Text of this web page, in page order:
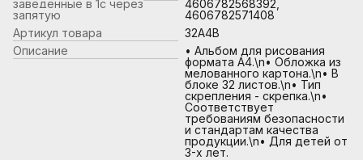
заведенные в 1с через
запятую
4606782568392,
4606782571408
Артикул товара
32А4В
Описание
• Альбом для рисования
формата А4.\n• Обложка из
мелованного картона.\n• В
блоке 32 листов.\n• Тип
скрепления - скрепка.\n•
Соответствует
требованиям безопасности
и стандартам качества
продукции.\n• Для детей от
3-х лет.